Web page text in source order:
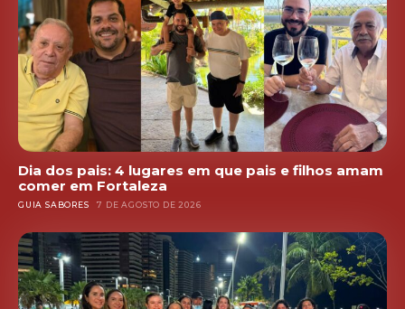
Dia dos pais: 4 lugares em que pais e filhos amam
comer em Fortaleza
GUIA SABORES 7 DE AGOSTO DE 2026